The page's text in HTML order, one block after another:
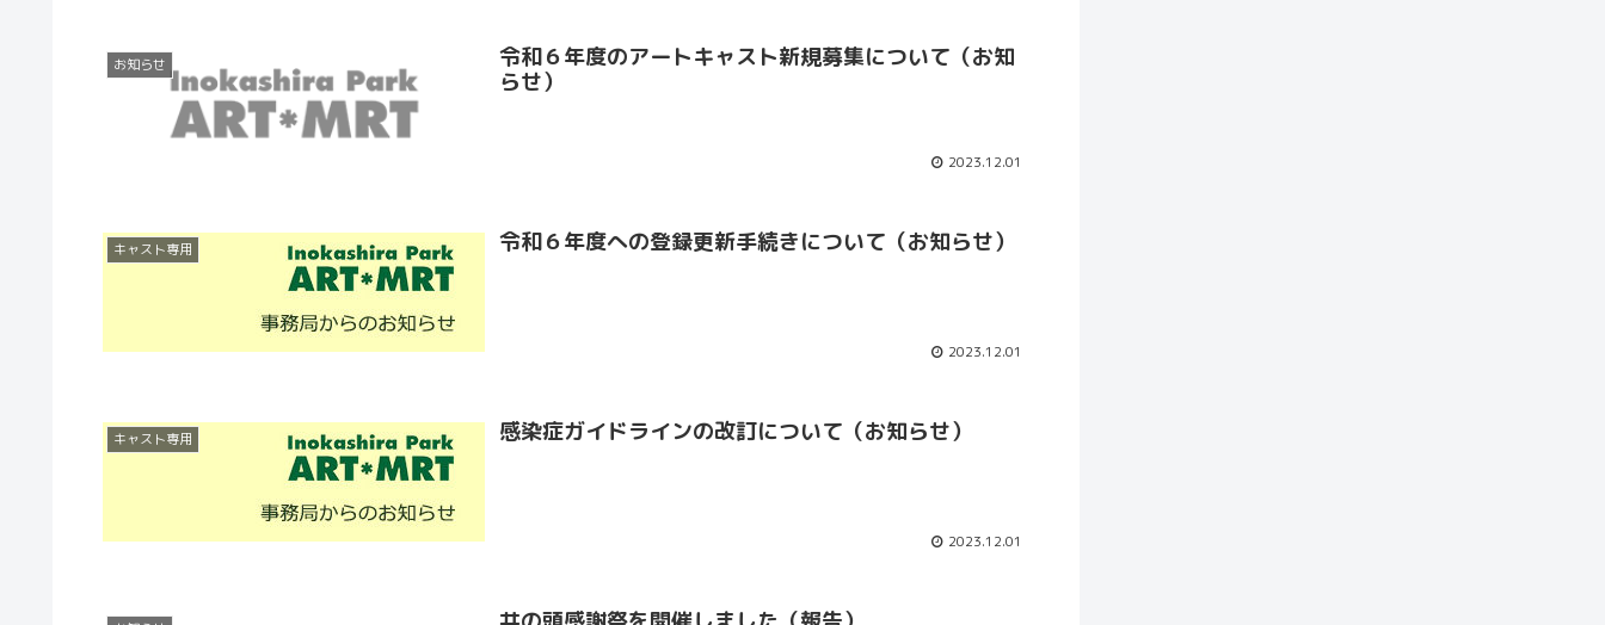
お知らせ
令和６年度のアートキャスト新規募集について（お知
らせ）
2023.12.01
キャスト専用 令和６年度への登録更新手続きについて（お知らせ）
2023.12.01
キャスト専用 感染症ガイドラインの改訂について（お知らせ）
2023.12.01